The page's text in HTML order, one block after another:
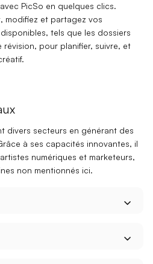
avec PicSo en quelques clics.
modifiez et partagez vos
tels que les dossiers
révision, pour planifier, suivre, et
divers secteurs en générant des
à ses capacités innovantes, il
artistes numériques et marketeurs,
non mentionnés ici.